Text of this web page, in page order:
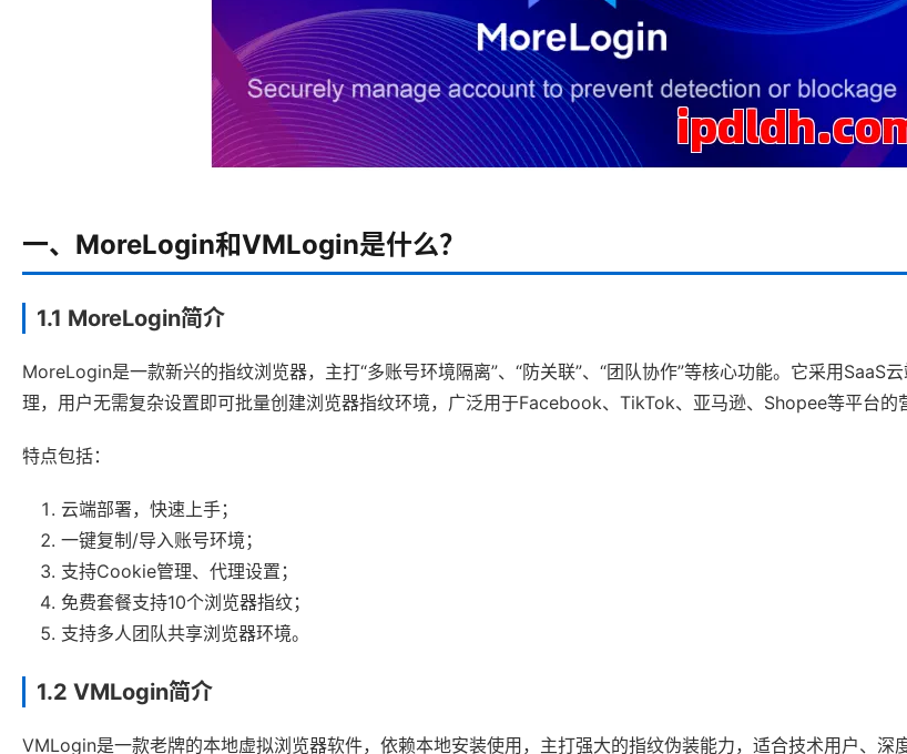
一、MoreLogin和VMLogin是什么？
1.1 MoreLogin简介
MoreLogin是一款新兴的指纹浏览器，主打“多账号环境隔离”、“防关联”、“团队协作”等核心功能。它采用SaaS
理，用户无需复杂设置即可批量创建浏览器指纹环境，广泛用于Facebook、TikTok、亚马逊、Shopee等平台的
特点包括：
云端部署，快速上手；
一键复制/导入账号环境；
支持Cookie管理、代理设置；
免费套餐支持10个浏览器指纹；
支持多人团队共享浏览器环境。
1.2 VMLogin简介
VMLogin是一款老牌的本地虚拟浏览器软件，依赖本地安装使用，主打强大的指纹伪装能力，适合技术用户、深